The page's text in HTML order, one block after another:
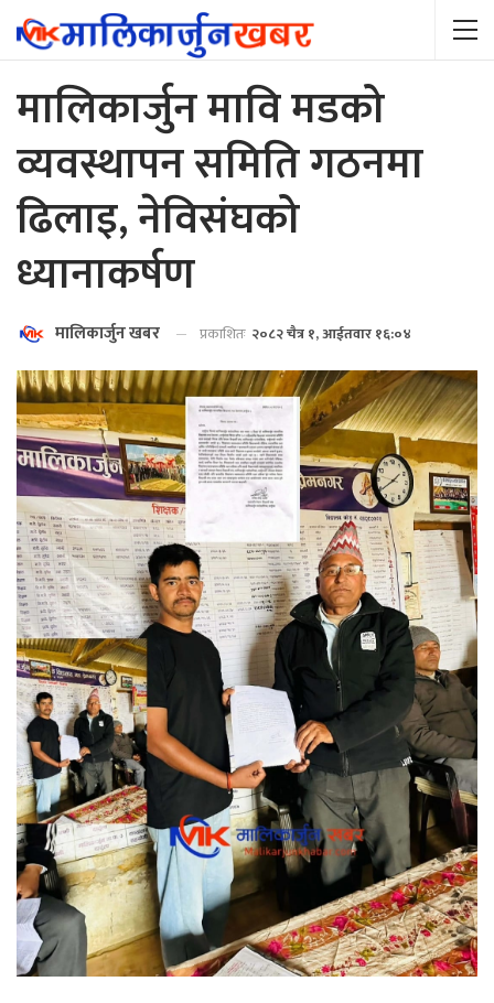
मालिकार्जुन मावि मडको
व्यवस्थापन समिति गठनमा
ढिलाइ, नेविसंघको
ध्यानाकर्षण
मालिकार्जुन खबर प्रकाशितः २०८२ चैत्र १, आईतवार १६:०४